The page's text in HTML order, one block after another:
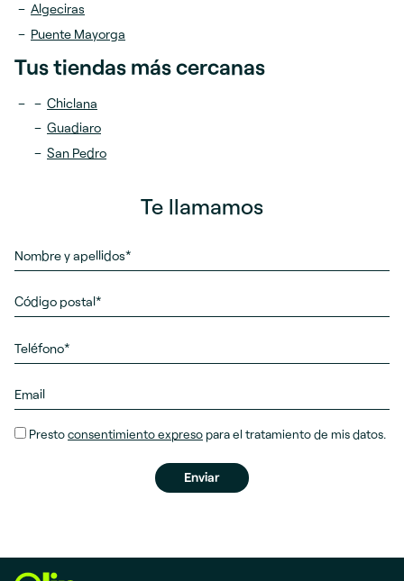
Algeciras
Puente Mayorga
Tus tiendas más cercanas
Chiclana
Guadiaro
San Pedro
Te llamamos
Prestoconsentimiento expreso para el tratamiento de mis datos.